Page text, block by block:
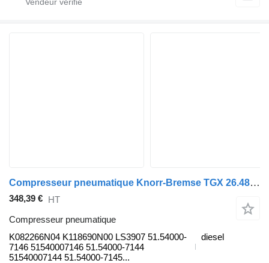
Compresseur pneumatique Knorr-Bremse TGX 26.480 (01.07-) K082266N04 pour tracteur routier MAN TGL, TGM, TGS, TGX (2005-2021)
348,39 € HT
Compresseur pneumatique
K082266N04 K118690N00 LS3907 51.54000-
7146 51540007146 51.54000-7144
51540007144 51.54000-7145...
diesel